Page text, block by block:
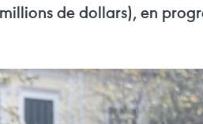
de dollars), en